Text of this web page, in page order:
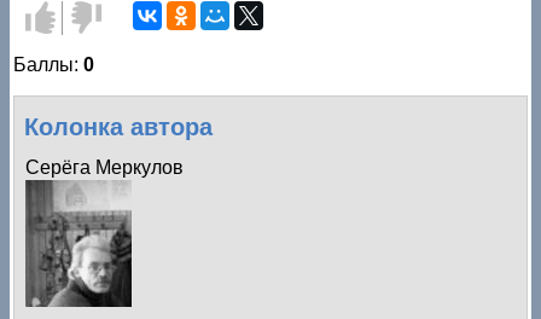
Голос
за!
Голос
против!
Баллы:0
Колонка автора
Серёга Меркулов